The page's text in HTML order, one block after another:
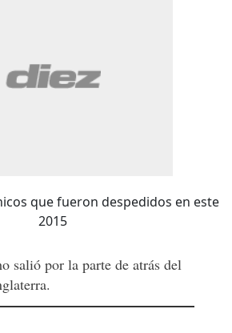
salió por la parte de atrás del